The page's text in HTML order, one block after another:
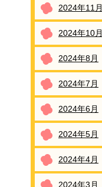
2024年11月
2024年10月
2024年8月
2024年7月
2024年6月
2024年5月
2024年4月
2024年3月